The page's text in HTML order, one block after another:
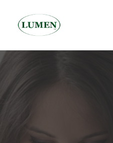
content